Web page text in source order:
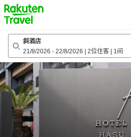
to
top
page
斜酒店
21/8/2026 - 22/8/2026 2位住客 1间